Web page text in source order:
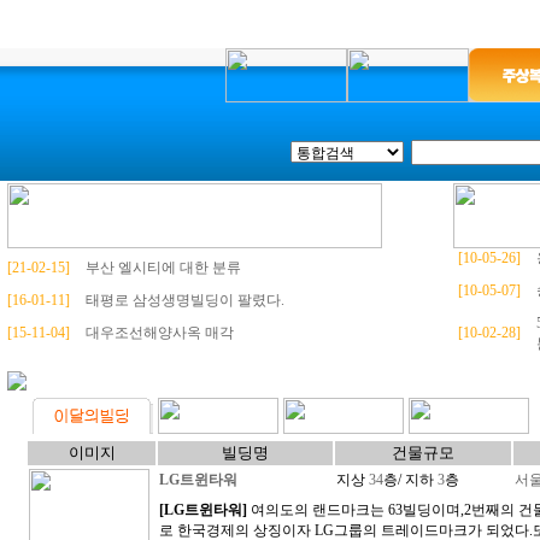
[21-02-15]
부산 엘시티에 대한 분류
[16-01-11]
태평로 삼성생명빌딩이 팔렸다.
[15-11-04]
대우조선해양사옥 매각
[10-05-26]
[10-05-07]
[10-02-28]
이미지 빌딩명 건물규모
LG트윈타워 지상 34층/ 지하 3층
서
[LG트윈타워] 여의도의 랜드마크는 63빌딩이며,2번째의
로 한국경제의 상징이자 LG그룹의 트레이드마크가 되었다